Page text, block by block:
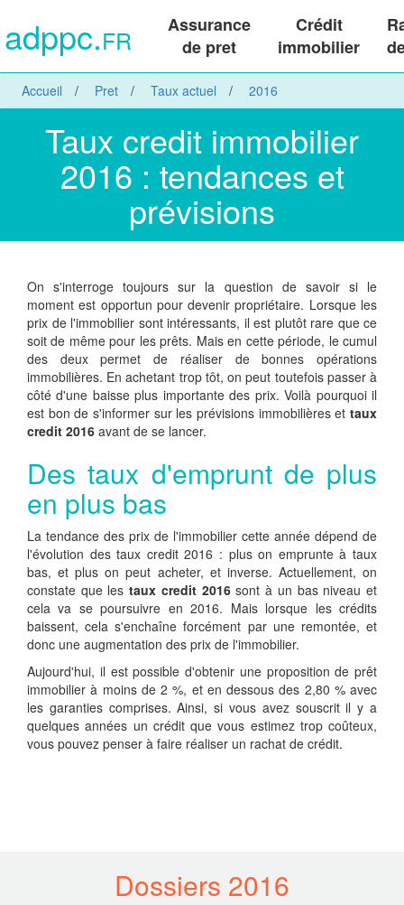
adppc.FR
Assurance
de pret
Crédit
immobilier
Accueil Pret Taux actuel 2016
Taux credit immobilier
2016 : tendances et
prévisions
On s'interroge toujours sur la question de savoir si le
moment est opportun pour devenir propriétaire. Lorsque les
prix de l'immobilier sont intéressants, il est plutôt rare que ce
soit de même pour les prêts. Mais en cette période, le cumul
des deux permet de réaliser de bonnes opérations
immobilières. En achetant trop tôt, on peut toutefois passer à
côté d'une baisse plus importante des prix. Voilà pourquoi il
est bon de s'informer sur les prévisions immobilières et taux
credit 2016 avant de se lancer.
Des taux d'emprunt de plus
en plus bas
La tendance des prix de l'immobilier cette année dépend de
l'évolution des taux credit 2016 : plus on emprunte à taux
bas, et plus on peut acheter, et inverse. Actuellement, on
constate que lestaux credit 2016sont à un bas niveau et
cela va se poursuivre en 2016. Mais lorsque les crédits
baissent, cela s'enchaîne forcément par une remontée, et
donc une augmentation des prix de l'immobilier.
Aujourd'hui, il est possible d'obtenir une proposition de prêt
immobilier à moins de 2 %, et en dessous des 2,80 % avec
les garanties comprises. Ainsi, si vous avez souscrit il y a
quelques années un crédit que vous estimez trop coûteux,
vous pouvez penser à faire réaliser un rachat de crédit.
Dossiers 2016